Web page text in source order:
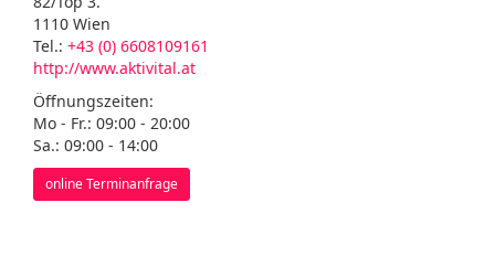
1110 Wien
Tel.: +43 (0) 6608109161
http://www.aktivital.at
Öffnungszeiten:
Mo - Fr.: 09:00 - 20:00
Sa.: 09:00 - 14:00
online Terminanfrage